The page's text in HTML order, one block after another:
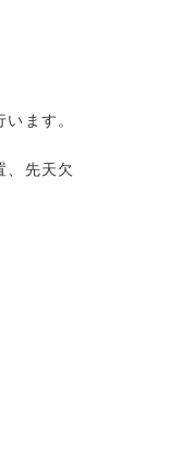
ます。
、先天欠